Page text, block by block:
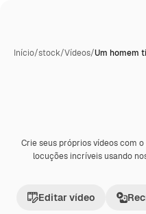
Início/stock/Vídeos/Um homem
PremiumGerada com IA
Crie seus próprios vídeos com o
locuções incríveis usando
Editar vídeo